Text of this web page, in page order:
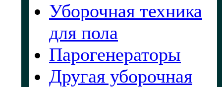
Уборочная техника
для пола
Парогенераторы
Другая уборочная